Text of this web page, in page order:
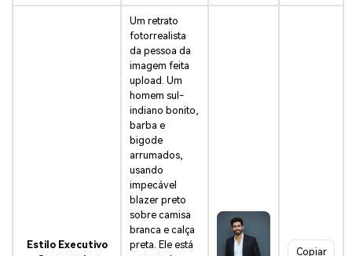
Estilo Executivo
Um retrato
fotorrealista
da pessoa da
imagem feita
upload. Um
homem sul-
indiano bonito,
barba e
bigode
arrumados,
usando
impecável
blazer preto
sobre camisa
branca e calça
preta. Ele está
Copiar